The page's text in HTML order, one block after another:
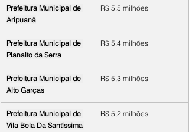
Prefeitura Municipal de
Aripuanã
R$ 5,5 milhões
Prefeitura Municipal de
Planalto da Serra
R$ 5,4 milhões
Prefeitura Municipal de
Alto Garças
R$ 5,3 milhões
Prefeitura Municipal de
Vila Bela Da Santíssima
R$ 5,2 milhões